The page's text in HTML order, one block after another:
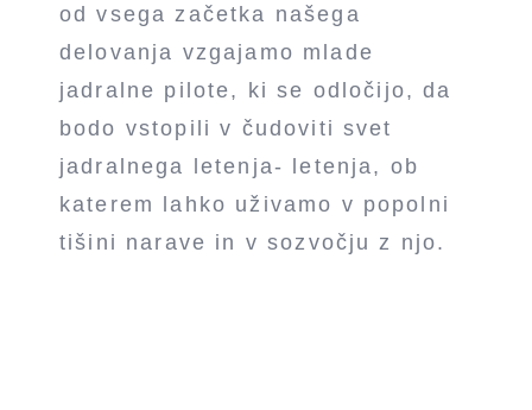
od vsega začetka našega
delovanja vzgajamo mlade
jadralne pilote, ki se odločijo, da
bodo vstopili v čudoviti svet
jadralnega letenja- letenja, ob
katerem lahko uživamo v popolni
tišini narave in v sozvočju z njo.